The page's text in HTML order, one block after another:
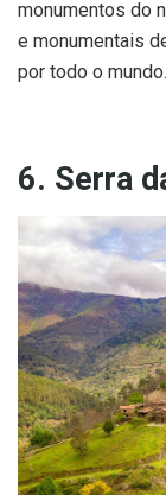
monumentos do
e monumentais
por todo o mundo.
6. Serra